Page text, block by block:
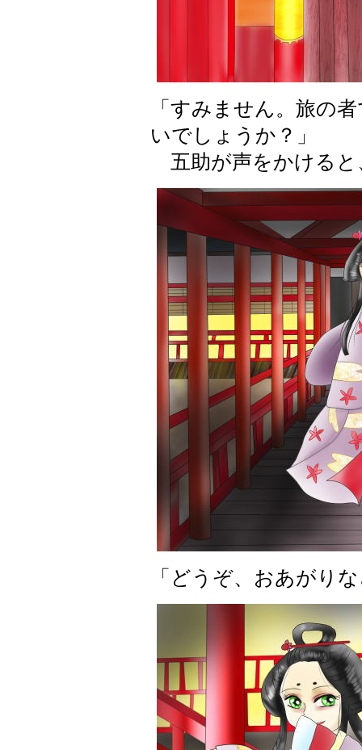
「すみません。旅の
いでしょうか？」
五助が声をかけると
「どうぞ、おあがり